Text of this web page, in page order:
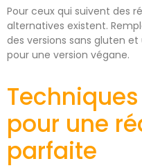
Pour ceux qui suivent des
alternatives existent.
des versions sans gluten
pour une version végane.
pour une
parfaite